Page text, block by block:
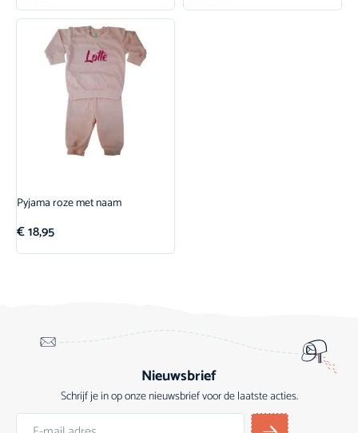
Pyjama roze met naam
€18,95
Nieuwsbrief
Schrijf je in op onze nieuwsbrief voor de laatste acties.